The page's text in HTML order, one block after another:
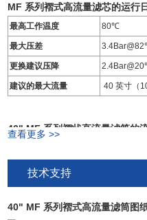
MF 系列褶式高流量滤芯的运行
最高工作温度 80℃
最大压差
更换建议压降
建议的最大流量 40 英寸（
40" MF 系列褶状高流量滤筒的
查看更多 >>
技术支持
40" MF 系列褶式高流量滤筒图